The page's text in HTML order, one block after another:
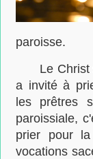
paroisse.
Le
a invité à
les prêtres
paroissiale,
prier pour
vocations